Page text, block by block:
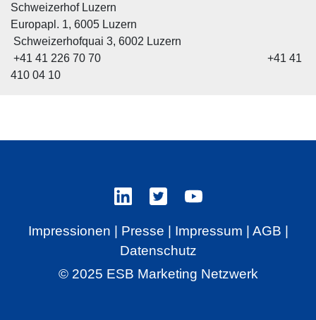
Schweizerhof Luzern
Europapl. 1, 6005 Luzern
Schweizerhofquai 3, 6002 Luzern
+41 41 226 70 70 +41 41
410 04 10
Impressionen | Presse | Impressum | AGB |
Datenschutz
© 2025 ESB Marketing Netzwerk